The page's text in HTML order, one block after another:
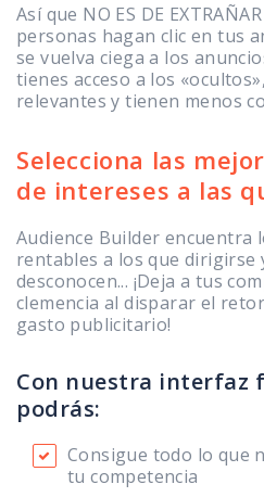
Así que NO ES DE
personas hagan clic en tus
se vuelva ciega a los
tienes acceso a los
relevantes y tienen menos
Selecciona las
de intereses a las
Audience Builder encuentra
rentables a los que dirigirse
desconocen... ¡Deja a tus
clemencia al disparar el
gasto publicitario!
Con nuestra interfaz
podrás:
Consigue todo lo que
tu competencia